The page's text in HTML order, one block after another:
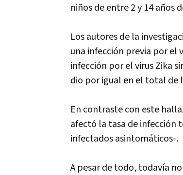
niños de entre 2 y 14 años
Los autores de la
una infección previa por el
infección por el virus Zika
dio por igual en el total de
En contraste con este
afectó la tasa de infección
infectados asintomáticos-.
A pesar de todo, todavía